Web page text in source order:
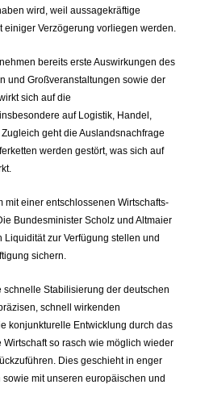
wird, weil aussagekräftige
einiger Verzögerung vorliegen werden.
bereits erste Auswirkungen des
und Großveranstaltungen sowie der
sich auf die
auf Logistik, Handel,
geht die Auslandsnachfrage
werden gestört, was sich auf
mit einer entschlossenen Wirtschafts-
Bundesminister Scholz und Altmaier
zur Verfügung stellen und
sichern.
schnelle Stabilisierung der deutschen
schnell wirkenden
konjunkturelle Entwicklung durch das
so rasch wie möglich wieder
Dies geschieht in enger
mit unseren europäischen und